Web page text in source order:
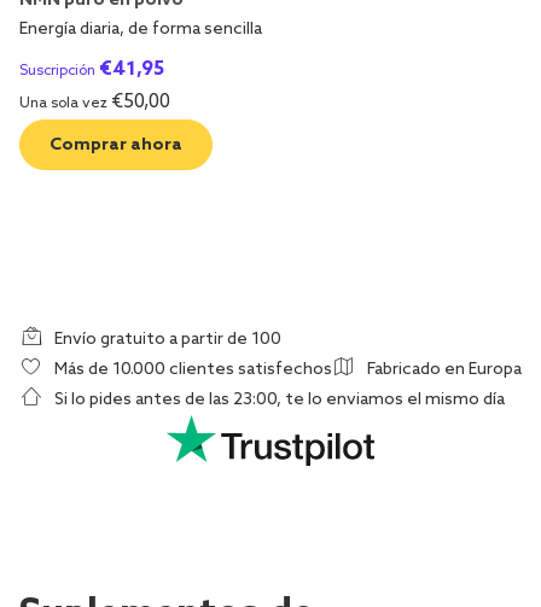
Energía diaria, de forma sencilla
Suscripción €41,95
Una sola vez €50,00
Comprar ahora
Envío gratuito a partir de 100
Más de 10.000 clientes satisfechos
Fabricado en Europa
Si lo pides antes de las 23:00, te lo enviamos el mismo día